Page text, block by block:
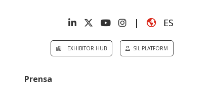
| ES
EXHIBITOR HUB SIL PLATFORM
Prensa